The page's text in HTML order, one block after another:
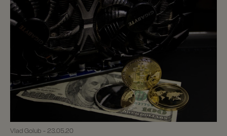
Vlad Golub - 23.05.20